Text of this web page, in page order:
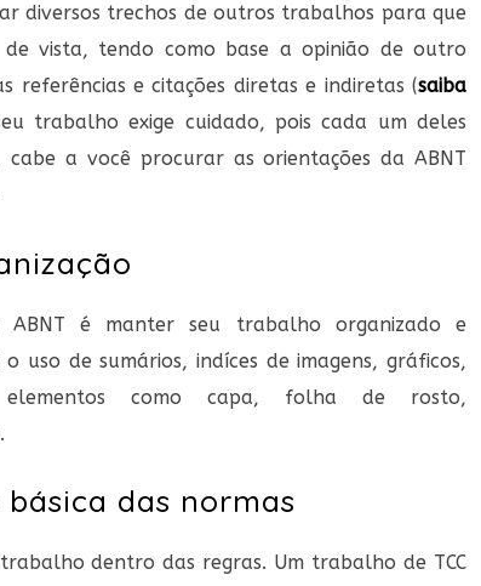
diversos trechos de outros trabalhos para que
vista, tendo como base a opinião de outro
referências e citações diretas e indiretas (saiba
trabalho exige cuidado, pois cada um deles
cabe a você procurar as orientações da ABNT
é manter seu trabalho organizado e
uso de sumários, indíces de imagens, gráficos,
como capa, folha de rosto,
das normas
dentro das regras. Um trabalho de TCC